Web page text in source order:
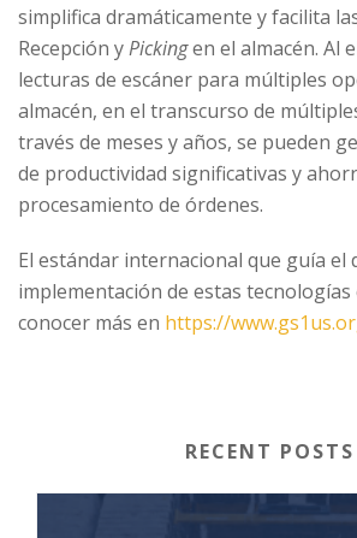
simplifica dramáticamente y facilita
Recepción yPickingen el almacén. Al
lecturas de escáner para múltiples
almacén, en el transcurso de
través de meses y años, se pueden
de productividad significativas y
procesamiento de órdenes.
El estándar internacional que guía el
implementación de estas tecnologías
conocer más en https://
RECENT POSTS